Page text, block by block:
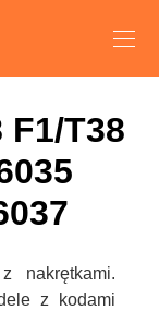
F1/T38
nakrętkami.
z kodami